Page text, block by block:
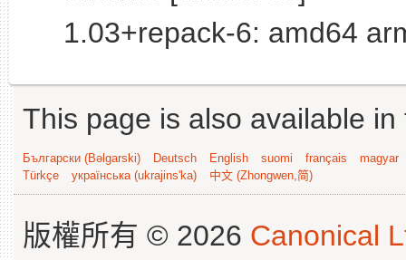
1.03+repack-6: amd64
This page is also available
Български (Bəlgarski) Deutsch English suomi français
magyar
Türkçe
українська (ukrajins'ka) 中文 (Zhongwen,简)
版權所有 © 2026 Canonical